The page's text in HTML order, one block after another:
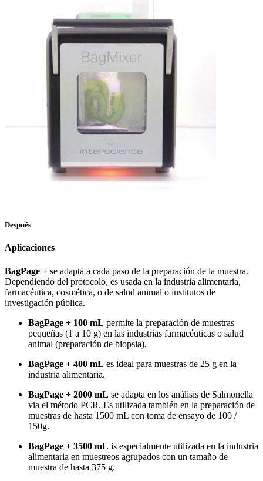
Después
Aplicaciones
BagPage + se adapta a cada paso de la preparación de la muestra.
Dependiendo del protocolo, es usada en la industria alimentaria,
farmacéutica, cosmética, o de salud animal o institutos de
investigación pública.
BagPage + 100 mL permite la preparación de muestras
pequeñas (1 a 10 g) en las industrias farmacéuticas o salud
animal (preparación de biopsia).
BagPage + 400 mL es ideal para muestras de 25 g en la
industria alimentaria.
BagPage + 2000 mL se adapta en los análisis de Salmonella
via el método PCR. Es utilizada también en la preparación de
muestras de hasta 1500 mL con toma de ensayo de 100 /
150g.
BagPage + 3500 mL is especialmente utilizada en la industria
alimentaria en muestreos agrupados con un tamaño de
muestra de hasta 375 g.